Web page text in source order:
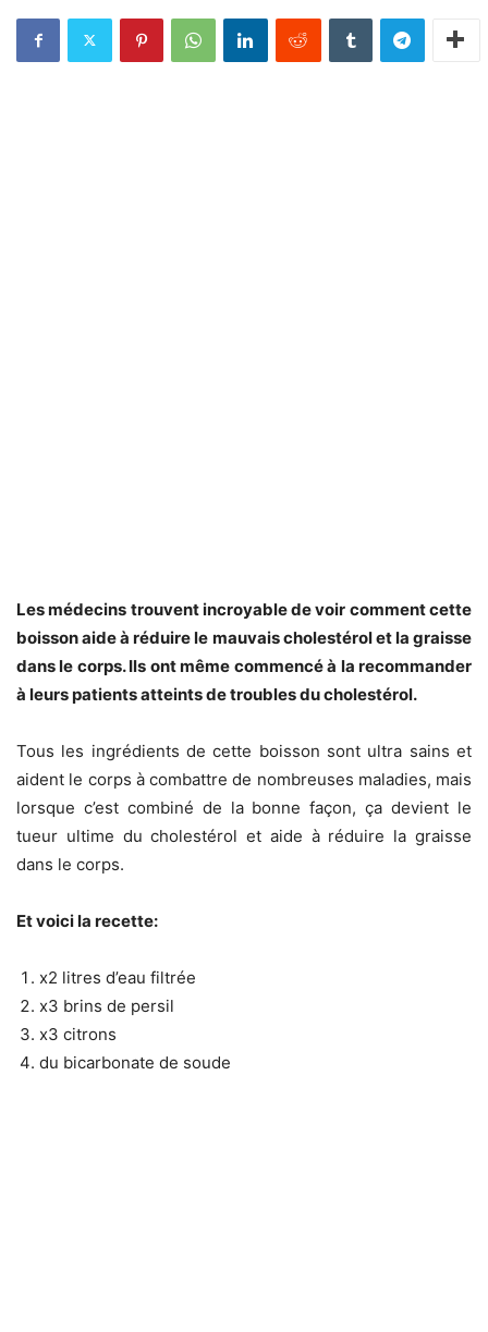
Les médecins trouvent incroyable de voir comment cette
boisson aide à réduire le mauvais cholestérol et la graisse
dans le corps. Ils ont même commencé à la recommander
à leurs patients atteints de troubles du cholestérol.
Tous les ingrédients de cette boisson sont ultra sains et
aident le corps à combattre de nombreuses maladies, mais
lorsque c’est combiné de la bonne façon, ça devient le
tueur ultime du cholestérol et aide à réduire la graisse
dans le corps.
Et voici la recette:
x2 litres d’eau filtrée
x3 brins de persil
x3 citrons
du bicarbonate de soude